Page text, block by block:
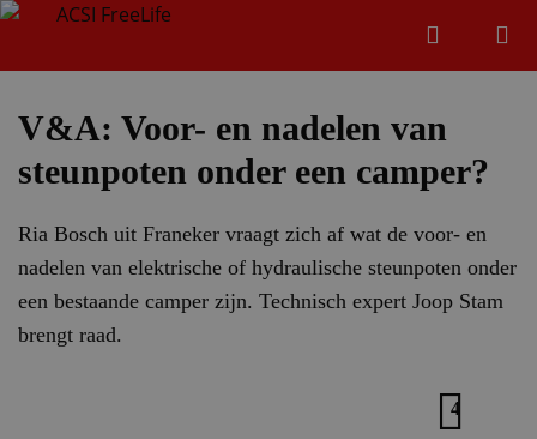
V&A: Voor- en nadelen van
steunpoten onder een camper?
Ria Bosch uit Franeker vraagt zich af wat de voor- en
nadelen van elektrische of hydraulische steunpoten onder
een bestaande camper zijn. Technisch expert Joop Stam
brengt raad.
4